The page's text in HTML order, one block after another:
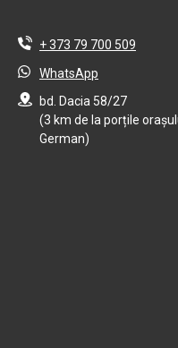
+ 373 79 700 509
WhatsApp
bd. Dacia 58/27
(3 km de la porțile
German)